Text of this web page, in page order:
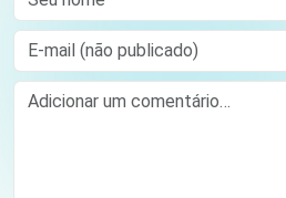
E-mail (não publicado)
Comment